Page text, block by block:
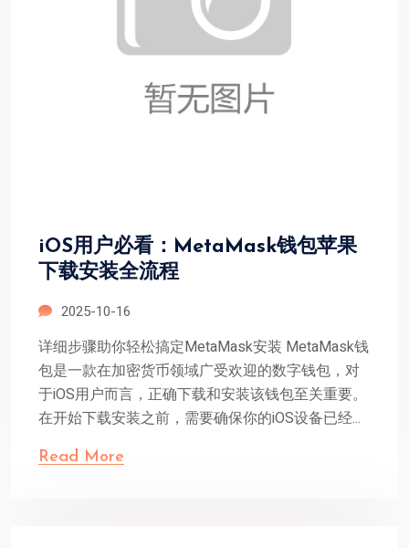
iOS用户必看：MetaMask钱包苹果
下载安装全流程
2025-10-16
详细步骤助你轻松搞定MetaMask安装 MetaMask钱
包是一款在加密货币领域广受欢迎的数字钱包，对
于iOS用户而言，正确下载和安装该钱包至关重要。
在开始下载安装之前，需要确保你的iOS设备已经...
Read More